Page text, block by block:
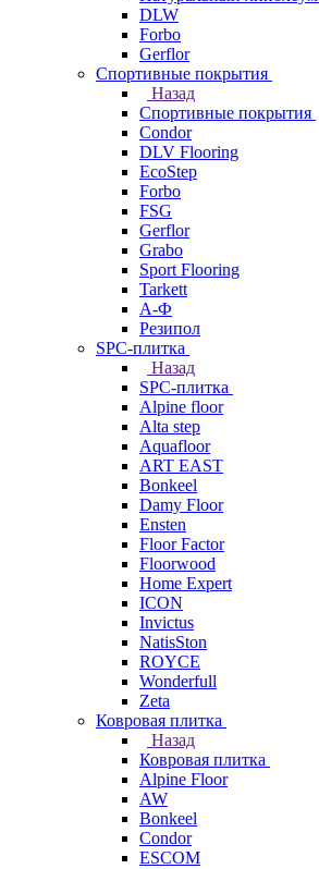
DLW
Forbo
Gerflor
Спортивные покрытия
Назад
Спортивные покрытия
Condor
DLV Flooring
EcoStep
Forbo
FSG
Gerflor
Grabo
Sport Flooring
Tarkett
А-Ф
Резипол
SPC-плитка
Назад
SPC-плитка
Alpine floor
Alta step
Aquafloor
ART EAST
Bonkeel
Damy Floor
Ensten
Floor Factor
Floorwood
Home Expert
ICON
Invictus
NatisSton
ROYCE
Wonderfull
Zeta
Ковровая плитка
Назад
Ковровая плитка
Alpine Floor
AW
Bonkeel
Condor
ESCOM